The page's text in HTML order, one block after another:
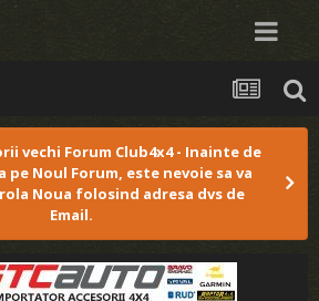
vechi Forum Club4x4 - Inainte de
pe Noul Forum, este nevoie sa va
Noua folosind adresa dvs de
Email.